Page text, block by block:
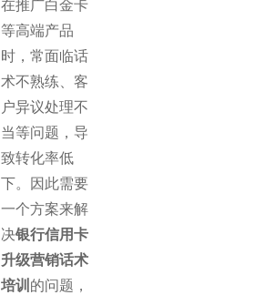
在推广白金卡
等高端产品
时，常面临话
术不熟练、客
户异议处理不
当等问题，导
致转化率低
下。因此需要
一个方案来解
决银行信用卡
升级营销话术
培训 的问题，